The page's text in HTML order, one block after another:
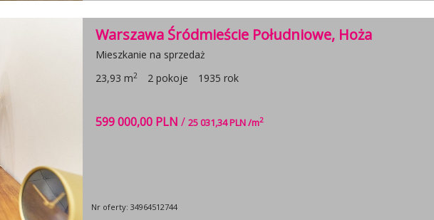
Warszawa Śródmieście Południowe, Hoża
Mieszkanie na sprzedaż
23,93 m2 2 pokoje 1935 rok
599 000,00 PLN / 25 031,34 PLN /m2
Nr oferty: 34964512744